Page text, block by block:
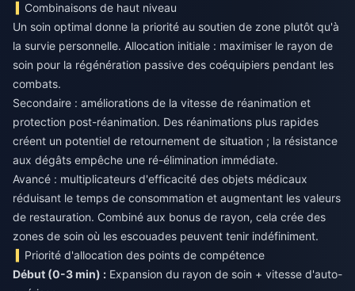
Combinaisons de haut niveau
Un soin optimal donne la priorité au soutien de zone plutôt qu'à
la survie personnelle. Allocation initiale : maximiser le rayon de
soin pour la régénération passive des coéquipiers pendant les
combats.
Secondaire : améliorations de la vitesse de réanimation et
protection post-réanimation. Des réanimations plus rapides
créent un potentiel de retournement de situation ; la résistance
aux dégâts empêche une ré-élimination immédiate.
Avancé : multiplicateurs d'efficacité des objets médicaux
réduisant le temps de consommation et augmentant les valeurs
de restauration. Combiné aux bonus de rayon, cela crée des
zones de soin où les escouades peuvent tenir indéfiniment.
Priorité d'allocation des points de compétence
Début (0-3 min) : Expansion du rayon de soin + vitesse d'auto-